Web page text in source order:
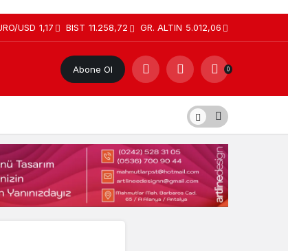
USD 1,17 BIST 11.258,72 GR. ALTIN 5.012,06
Abone Ol 0